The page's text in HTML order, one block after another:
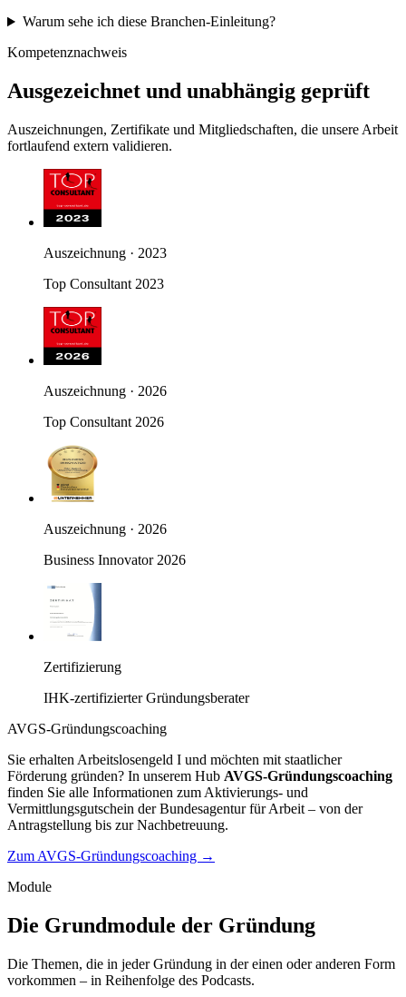
Warum sehe ich diese Branchen-Einleitung?
Kompetenznachweis
Ausgezeichnet und unabhängig geprüft
Auszeichnungen, Zertifikate und Mitgliedschaften, die unsere Arbeit
fortlaufend extern validieren.
Auszeichnung · 2023
Top Consultant 2023
Auszeichnung · 2026
Top Consultant 2026
Auszeichnung · 2026
Business Innovator 2026
Zertifizierung
IHK-zertifizierter Gründungsberater
AVGS-Gründungscoaching
Sie erhalten Arbeitslosengeld I und möchten mit staatlicher
Förderung gründen? In unserem Hub AVGS-Gründungscoaching
finden Sie alle Informationen zum Aktivierungs- und
Vermittlungsgutschein der Bundesagentur für Arbeit – von der
Antragstellung bis zur Nachbetreuung.
Zum AVGS-Gründungscoaching →
Module
Die Grundmodule der Gründung
Die Themen, die in jeder Gründung in der einen oder anderen Form
vorkommen – in Reihenfolge des Podcasts.